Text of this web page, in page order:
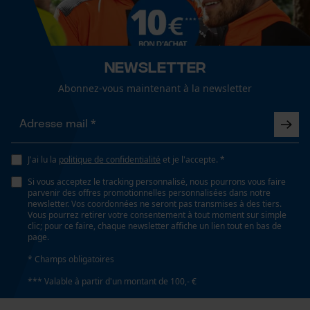
unisexe
Articles pour toute l'année
Ajustement
Relaxed Fit
Type de poche
poche à rabat, poche poitrine, poches frontales,
Newsletter
Abonnez-vous maintenant à la newsletter
J'ai lu la politique de confidentialité et je l'accepte. *
Si vous acceptez le tracking personnalisé, nous pourrons vous faire
parvenir des offres promotionnelles personnalisées dans notre
newsletter. Vos coordonnées ne seront pas transmises à des tiers.
Vous pourrez retirer votre consentement à tout moment sur simple
clic; pour ce faire, chaque newsletter affiche un lien tout en bas de
page.
* Champs obligatoires
*** Valable à partir d'un montant de 100,- €
Cookies de performance et de
fonctionnalité
Loop54 Personalization
Salutation personnelle
Géo-IP et détection des
utilisateurs
Vidéos YouTube
Google Maps
Prise de contact par chat